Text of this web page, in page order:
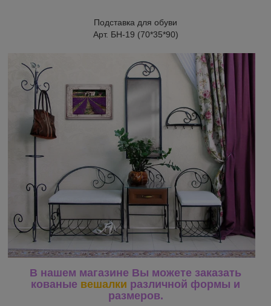
Подставка для обуви
Арт. БН-19 (70*35*90)
В нашем магазине Вы можете заказать
кованые вешалки различной формы и
размеров.